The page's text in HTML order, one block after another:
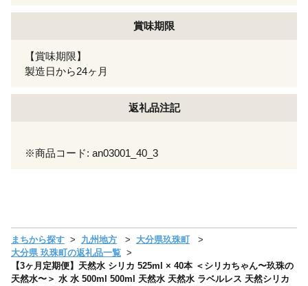
賞味期限
【賞味期限】
製造日から24ヶ月
返礼品注記
※商品コード: an03001_40_3
まちから探す 九州地方
大分県玖珠町
大分県 玖珠町の返礼品一覧
【3ヶ月定期便】天然水 シリカ 525ml × 40本 ＜シリカちゃん〜玖珠の
天然水〜＞ 水 水 500ml 500ml 天然水 天然水 ラベルレス 天然シリカ